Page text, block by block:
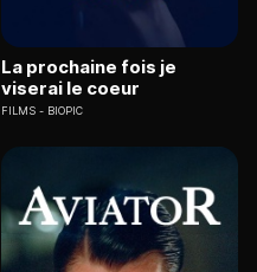
La prochaine fois je
viserai le coeur
FILMS BIOPIC